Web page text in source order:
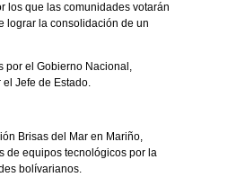
los que las comunidades votarán
lograr la consolidación de un
por el Gobierno Nacional,
Jefe de Estado.
Brisas del Mar en Mariño,
de equipos tecnológicos por la
bolívarianos.